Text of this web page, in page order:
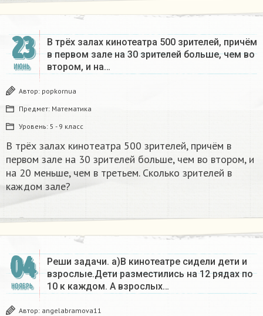
23
ИЮНЬ
В трёх залах кинотеатра 500 зрителей, причём
в первом зале на 30 зрителей больше, чем во
втором, и на…
Автор: popkornua
Предмет: Математика
Уровень: 5 - 9 класс
В трёх залах кинотеатра 500 зрителей, причём в
первом зале на 30 зрителей больше, чем во втором, и
на 20 меньше, чем в третьем. Сколько зрителей в
каждом зале?​
04
НОЯБРЬ
Реши задачи. а)В кинотеатре сидели дети и
взрослые.Дети разместились на 12 рядах по
10 к каждом. А взрослых…
Автор: angelabramova11